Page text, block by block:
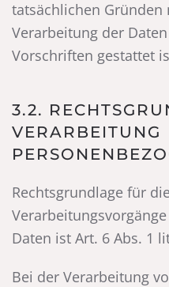
tatsächlichen
Verarbeitung der
Vorschriften gestattet
3.2.
VERARBEITUNG
Rechtsgrundlage für
Daten ist Art. 6 Abs. 1
Bei der Verarbeitung